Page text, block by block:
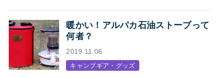
暖かい！アルパカ石油ストーブって
何者？
2019.11.06
キャンプギア・グッズ